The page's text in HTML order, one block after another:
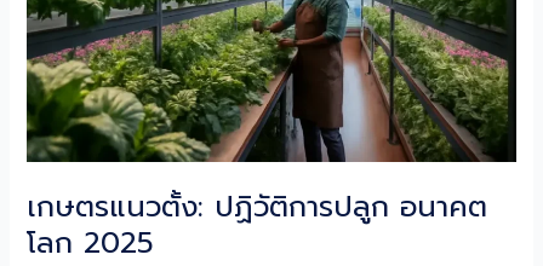
เกษตรแนวตั้ง: ปฏิวัติการปลูก อนาคต
โลก 2025